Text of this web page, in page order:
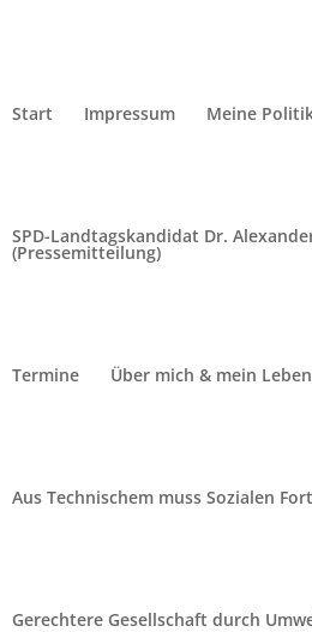
Start Impressum Meine
SPD-Landtagskandidat Dr.
(Pressemitteilung)
Termine Über mich & mein Leben
Aus Technischem muss Sozialen
Gerechtere Gesellschaft durch